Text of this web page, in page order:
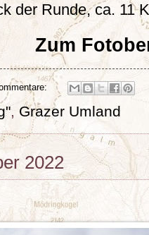
der Runde, ca. 11
Zum
, Grazer Umland
2022